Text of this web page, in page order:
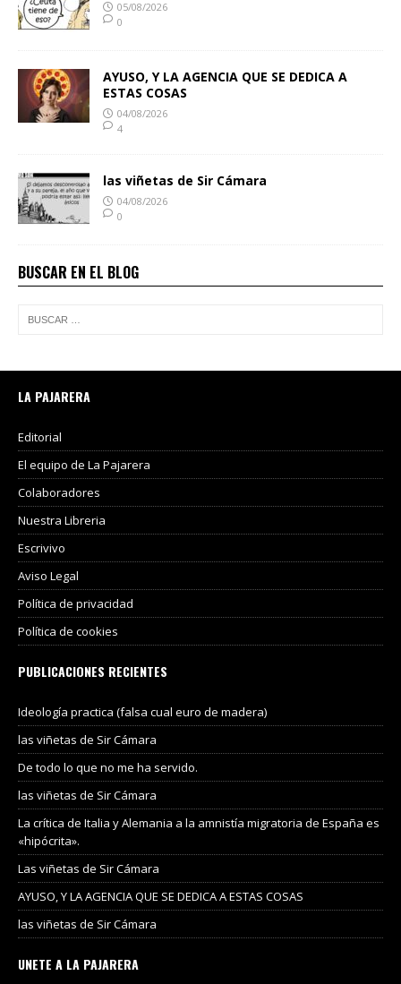
05/08/2026
0
AYUSO, Y LA AGENCIA QUE SE DEDICA A
ESTAS COSAS
04/08/2026
4
las viñetas de Sir Cámara
04/08/2026
0
BUSCAR EN EL BLOG
LA PAJARERA
Editorial
El equipo de La Pajarera
Colaboradores
Nuestra Libreria
Escrivivo
Aviso Legal
Política de privacidad
Política de cookies
PUBLICACIONES RECIENTES
Ideología practica (falsa cual euro de madera)
las viñetas de Sir Cámara
De todo lo que no me ha servido.
las viñetas de Sir Cámara
La crítica de Italia y Alemania a la amnistía migratoria de España es
«hipócrita».
Las viñetas de Sir Cámara
AYUSO, Y LA AGENCIA QUE SE DEDICA A ESTAS COSAS
las viñetas de Sir Cámara
UNETE A LA PAJARERA